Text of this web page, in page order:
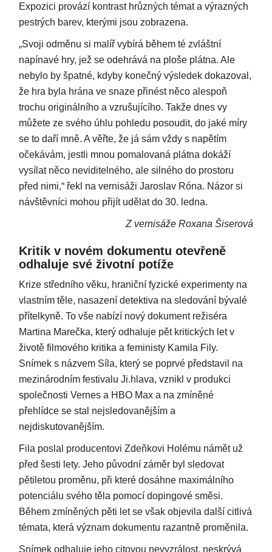
Expozici provází kontrast hrůzných témat a výrazných
pestrých barev, kterými jsou zobrazena.
„Svoji odměnu si malíř vybírá během té zvláštní
napínavé hry, jež se odehrává na ploše plátna. Ale
nebylo by špatné, kdyby konečný výsledek dokazoval,
že hra byla hrána ve snaze přinést něco alespoň
trochu originálního a vzrušujícího. Takže dnes vy
můžete ze svého úhlu pohledu posoudit, do jaké míry
se to daří mně. A věřte, že já sám vždy s napětím
očekávám, jestli mnou pomalovaná plátna dokáží
vysílat něco neviditelného, ale silného do prostoru
před nimi,“ řekl na vernisáži Jaroslav Róna. Názor si
návštěvníci mohou přijít udělat do 30. ledna.
Z vernisáže Roxana Šiserová
Kritik v novém dokumentu otevřeně
odhaluje své životní potíže
Krize středního věku, hraniční fyzické experimenty na
vlastním těle, nasazení detektiva na sledování bývalé
přítelkyně. To vše nabízí nový dokument režiséra
Martina Marečka, který odhaluje pět kritických let v
životě filmového kritika a feministy Kamila Fily.
Snímek s názvem Síla, který se poprvé představil na
mezinárodním festivalu Ji.hlava, vznikl v produkci
společnosti Vernes a HBO Max a na zmíněné
přehlídce se stal nejsledovanějším a
nejdiskutovanějším.
Fila poslal producentovi Zdeňkovi Holému námět už
před šesti lety. Jeho původní záměr byl sledovat
pětiletou proměnu, při které dosáhne maximálního
potenciálu svého těla pomocí dopingové směsi.
Během zmíněných pěti let se však objevila další citlivá
témata, která význam dokumentu razantně proměnila.
Snímek odhaluje jeho citovou nevyzrálost, neskrývá